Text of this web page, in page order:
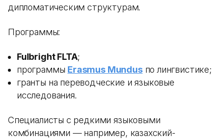
дипломатическим структурам.
Программы:
Fulbright FLTA;
программы Erasmus Mundusпо лингвистике;
гранты на переводческие и языковые
исследования.
Специалисты с редкими языковыми
комбинациями — например, казахский-